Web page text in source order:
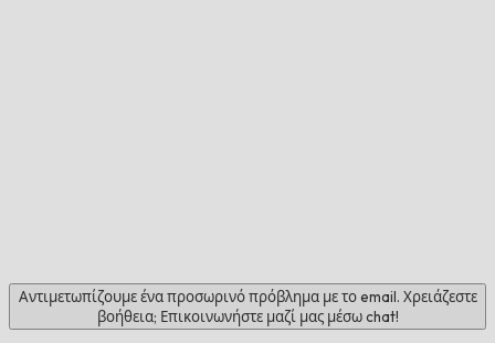
Αντιμετωπίζουμε ένα προσωρινό πρόβλημα με το email. Χρειάζεστε
βοήθεια; Επικοινωνήστε μαζί μας μέσω chat!